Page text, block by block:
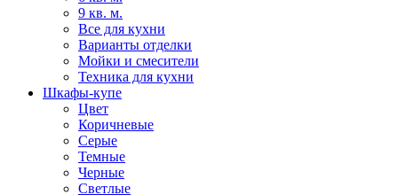
9 кв. м.
Все для кухни
Варианты отделки
Мойки и смесители
Техника для кухни
Шкафы-купе
Цвет
Коричневые
Серые
Темные
Черные
Светлые